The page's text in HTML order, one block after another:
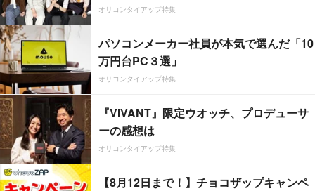
オリコンタイアップ特集
パソコンメーカー社員が本気で選んだ「10
万円台PC３選」
オリコンタイアップ特集
『VIVANT』限定ウオッチ、プロデューサ
ーの感想は
オリコンタイアップ特集
【8月12日まで！】チョコザップキャンペ